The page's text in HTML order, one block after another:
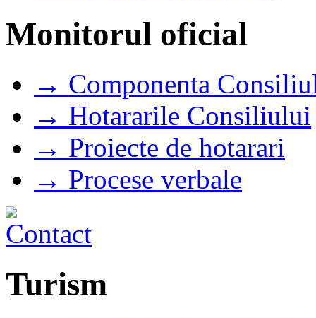
Monitorul oficial
→ Componenta
→ Hotararile Consiliului
→ Proiecte de hotarari
→ Procese verbale
Turism